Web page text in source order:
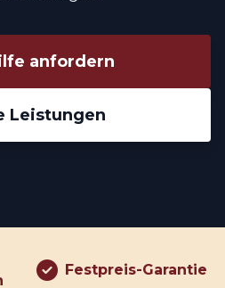
anfordern
Leistungen
Festpreis-Garantie